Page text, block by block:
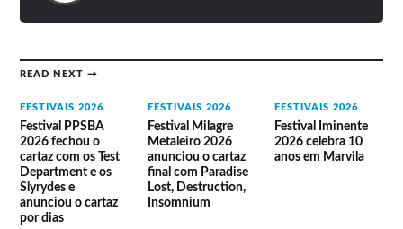
READ NEXT →
FESTIVAIS 2026
Festival PPSBA
2026 fechou o
cartaz com os Test
Department e os
Slyrydes e
anunciou o cartaz
por dias
FESTIVAIS 2026
Festival Milagre
Metaleiro 2026
anunciou o cartaz
final com Paradise
Lost, Destruction,
Insomnium
FESTIVAIS 2026
Festival Iminente
2026 celebra 10
anos em Marvila